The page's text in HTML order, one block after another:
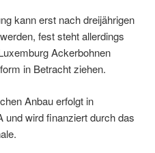
kann erst nach dreijährigen
fest steht allerdings
Ackerbohnen
in Betracht ziehen.
Anbau erfolgt in
und wird finanziert durch das